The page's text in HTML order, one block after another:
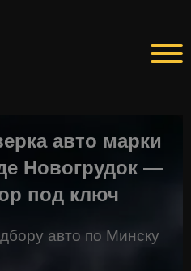
авто марки
Новогрудок —
под ключ
авто по Минску